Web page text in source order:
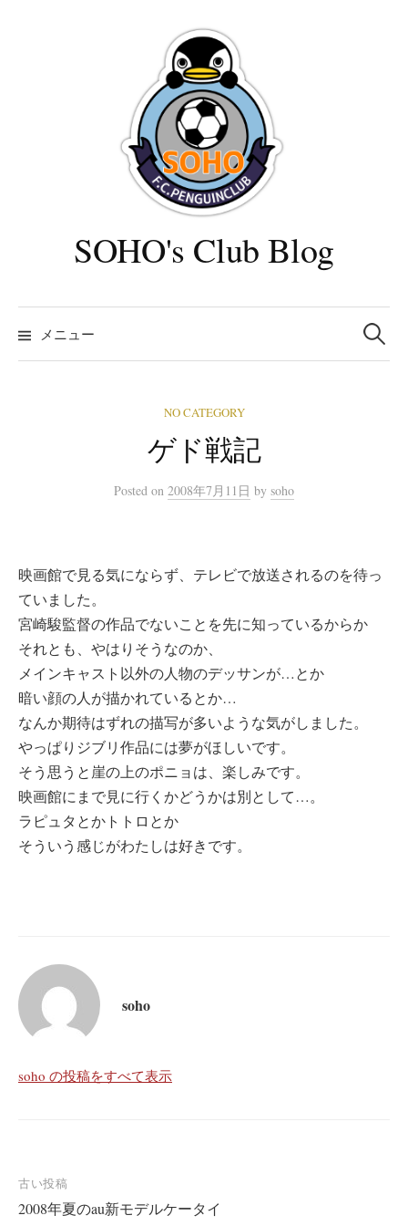
SOHO's Club Blog
メニュー
検
索:
NO CATEGORY
ゲド戦記
Posted on 2008年7月11日 by soho
映画館で見る気にならず、テレビで放送されるのを待っ
ていました。
宮崎駿監督の作品でないことを先に知っているからか
それとも、やはりそうなのか、
メインキャスト以外の人物のデッサンが…とか
暗い顔の人が描かれているとか…
なんか期待はずれの描写が多いような気がしました。
やっぱりジブリ作品には夢がほしいです。
そう思うと崖の上のポニョは、楽しみです。
映画館にまで見に行くかどうかは別として…。
ラピュタとかトトロとか
そういう感じがわたしは好きです。
soho
soho の投稿をすべて表示
投
稿
古い投稿
2008年夏のau新モデルケータイ